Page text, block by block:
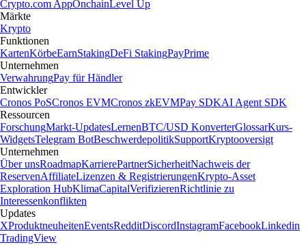
Crypto.com AppOnchainLevel Up
Märkte
Krypto
Funktionen
KartenKörbeEarnStakingDeFi StakingPayPrime
Unternehmen
VerwahrungPay für Händler
Entwickler
Cronos PoSCronos EVMCronos zkEVMPay SDKAI Agent SDK
Ressourcen
ForschungMarkt-UpdatesLernenBTC/USD KonverterGlossarKurs-
WidgetsTelegram BotBeschwerdepolitikSupportKryptooversigt
Unternehmen
Über unsRoadmapKarrierePartnerSicherheitNachweis der
ReservenAffiliateLizenzen & RegistrierungenKrypto-Asset
Exploration HubKlimaCapitalVerifizierenRichtlinie zu
Interessenkonflikten
Updates
XProduktneuheitenEventsRedditDiscordInstagramFacebookLinkedin
TradingView